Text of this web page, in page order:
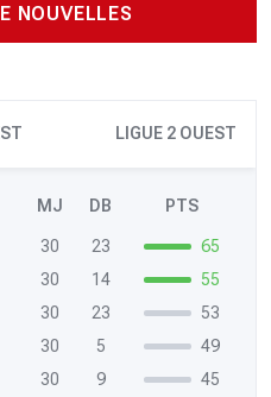
NOUVELLES
LIGUE 2 OUEST
MJ DB PTS
30 23
65
30 14
55
30 23
53
30 5
49
30 9
45